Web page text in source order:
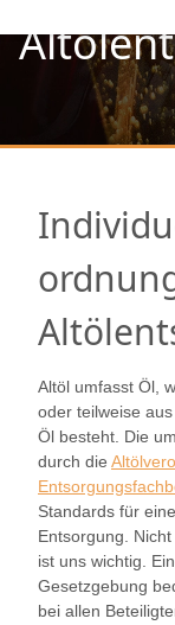
Altöl umfasst Öl,
oder teilweise
Öl besteht. Die
durch die
Standards für
Entsorgung.
ist uns wichtig.
Gesetzgebung
bei allen